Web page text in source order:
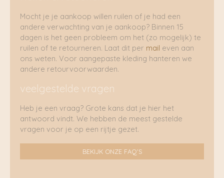
Mocht je je aankoop willen ruilen of je had een
andere verwachting van je aankoop? Binnen 15
dagen is het geen probleem om het (zo mogelijk) te
ruilen of te retourneren. Laat dit per mail even aan
ons weten. Voor aangepaste kleding hanteren we
andere retourvoorwaarden.
veelgestelde vragen
Heb je een vraag? Grote kans dat je hier het
antwoord vindt. We hebben de meest gestelde
vragen voor je op een rijtje gezet.
BEKIJK ONZE FAQ'S